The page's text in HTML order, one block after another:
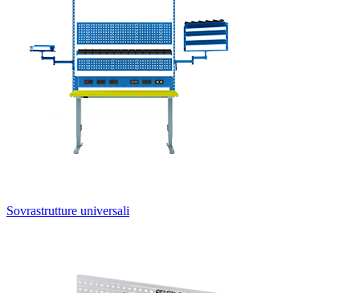
Sovrastrutture universali